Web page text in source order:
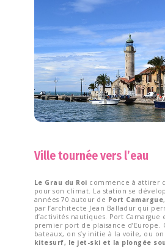
Ville tournée vers l’eau
Le Grau du Roi commence à attirer
pour son climat. La station se
années 70 autour de Port Camargue
par l’architecte Jean Balladur qui
d’activités nautiques. Port Camargue
premier port de plaisance d’Europe.
bateaux, on s’y initie à la voile, ou on
kitesurf, le jet-ski et la plongée